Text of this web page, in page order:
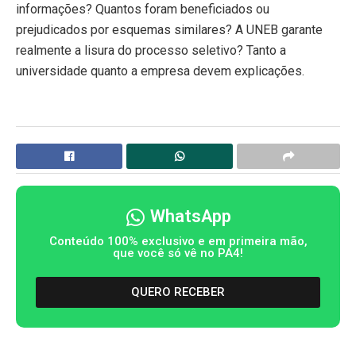
informações? Quantos foram beneficiados ou
prejudicados por esquemas similares? A UNEB garante
realmente a lisura do processo seletivo? Tanto a
universidade quanto a empresa devem explicações.
WhatsApp
Conteúdo 100% exclusivo e em primeira mão,
que você só vê no PA4!
QUERO RECEBER